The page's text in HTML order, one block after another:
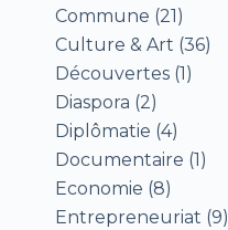
Commune (21)
Culture & Art (36)
Découvertes (1)
Diaspora (2)
Diplômatie (4)
Documentaire (1)
Economie (8)
Entrepreneuriat (9)